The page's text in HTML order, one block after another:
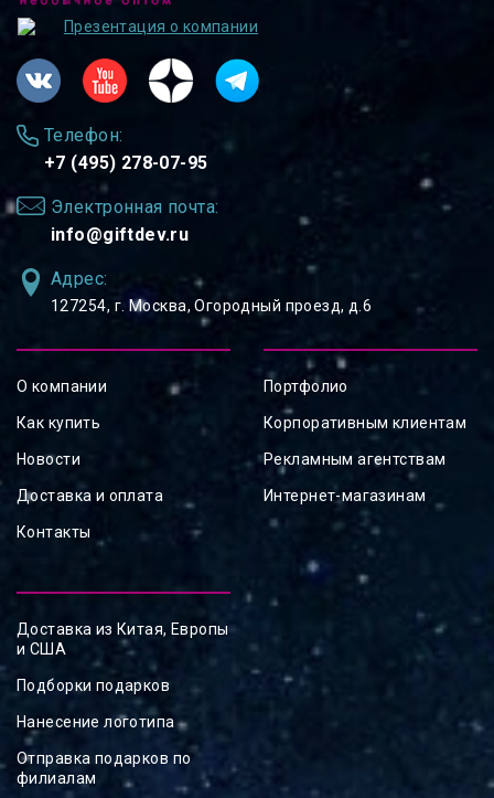
Презентация о компании
Телефон:
+7 (495) 278-07-95
Электронная почта:
info@giftdev.ru
Адрес:
127254, ⁠г. Москва, Огородный проезд, д.6
О компании
Как купить
Новости
Доставка и оплата
Контакты
Портфолио
Корпоративным клиентам
Рекламным агентствам
Интернет-магазинам
Доставка из Китая, Европы
и США
Подборки подарков
Нанесение логотипа
Отправка подарков по
филиалам